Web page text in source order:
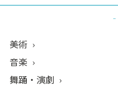
美術
音楽
舞踊・演劇